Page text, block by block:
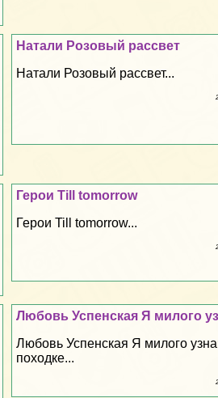
Натали Розовый рассвет
Натали Розовый рассвет...
Герои Till tomorrow
Герои Till tomorrow...
Любовь Успенская Я милого
Любовь Успенская Я милого
походке...